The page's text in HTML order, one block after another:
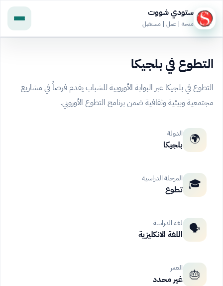
ستودي شووت
منحة | عمل | مستقبل
التطوع في بلجيكا
التطوع في بلجيكا عبر البوابة الأوروبية للشباب يقدم فرصاً في مشاريع
مجتمعية وبيئية وثقافية ضمن برنامج التطوع الأوروبي.
🌍 الدولة
بلجيكا
🎓 المرحلة الدراسية
تطوع
🗣️ لغة الدراسة
اللغة الانكليزية
🎂 العمر
غير محدد